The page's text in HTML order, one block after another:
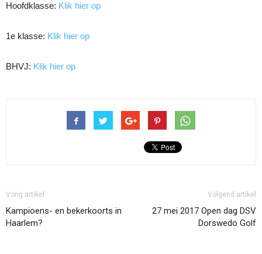
Hoofdklasse: Klik hier op
1e klasse: Klik hier op
BHVJ: Klik hier op
Vorig artikel
Kampioens- en bekerkoorts in
Haarlem?
Volgend artikel
27 mei 2017 Open dag DSV
Dorswedo Golf